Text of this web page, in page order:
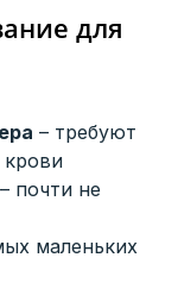
для
– требуют
крови
– почти не
маленьких